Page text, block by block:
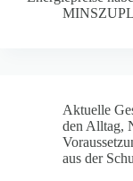
Aktuelle
den Alltag,
aus der